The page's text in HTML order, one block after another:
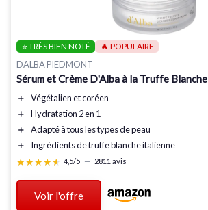
⭐ TRÈS BIEN NOTÉ 🔥 POPULAIRE
DALBA PIEDMONT
Sérum et Crème D'Alba à la Truffe Blanche
＋ Végétalienetcoréen
＋
Hydratation 2 en 1
＋
Adapté à tous les types de peau
＋
Ingrédients detruffe blanche italienne
★★★★★
★★★★★ 4,5/5 — 2811 avis
Voir l'offre